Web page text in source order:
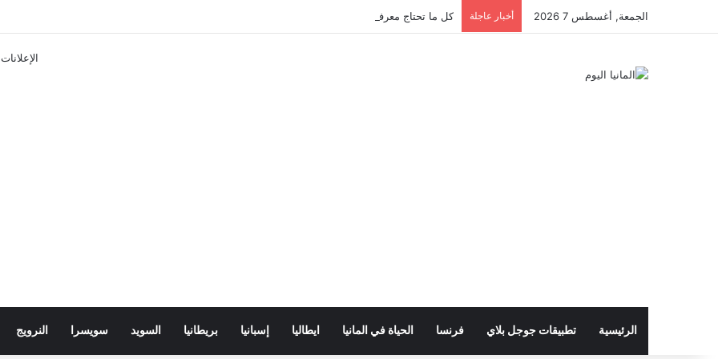
الجمعة, أغسطس 7 2026 أخبار عاجلة كل ما تحتاج معرفته عن تذاكر ووسائل النقل في باريس 2025
الإعلانات
الرئيسية تطبيقات جوجل بلاي فرنسا الحياة في المانيا ايطاليا إسبانيا بريطانيا السويد سويسرا النرويج